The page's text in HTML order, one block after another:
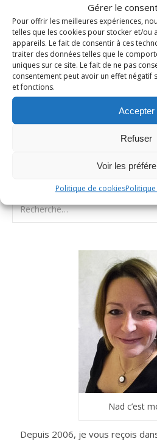
Gérer le
Pour offrir les meilleures expériences,
telles que les cookies pour stocker et/ou
appareils. Le fait de consentir à ces
traiter des données telles que le
uniques sur ce site. Le fait de ne pas
consentement peut avoir un effet négatif
et fonctions.
Accepter
Refuser
Voir les
Politique de cookies
Taboulé
13 juillet 2022 / 7
LIRE LA
Nad c’est
Depuis 2006, je vous reçois